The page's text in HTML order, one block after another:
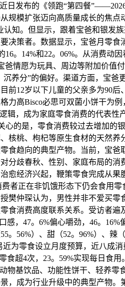
日发布的《领跑“第四餐
规模扩张迈向高质量成长的焦
知。但显示，跟着宝爸和银发
决策者。数据显示，宝爸月零食
16。14%和22。06%。从消费动
爸情愿为玩具、周边等附加价
养分”的偏好。渠道方面，宝
前12岁以下儿童的父亲多为90
力高Bisco必思可双菌小饼干为
辑，成为家庭零食消费的代表
心的是，零食消费较过去增加
核桃、枸杞等原生食材的天然
食趋向的典型产物。当前，宝
分歧春秋、性别、家庭布局的
愈经济兴起，鞭策零食完成从
费者正在非饥饿形态下仍会食
樊仲琛认为，男性并非不爱买
食消费高度联系关系。受访者
感，47。6%偏心嚼劲，46。
。56%）、甜（52。96%）、
为零食设立月度预算，近八成
食超4次，23。59%实现每日食
物基饮品、功能性饼干、轻养
，成为行业升级中的典型产物